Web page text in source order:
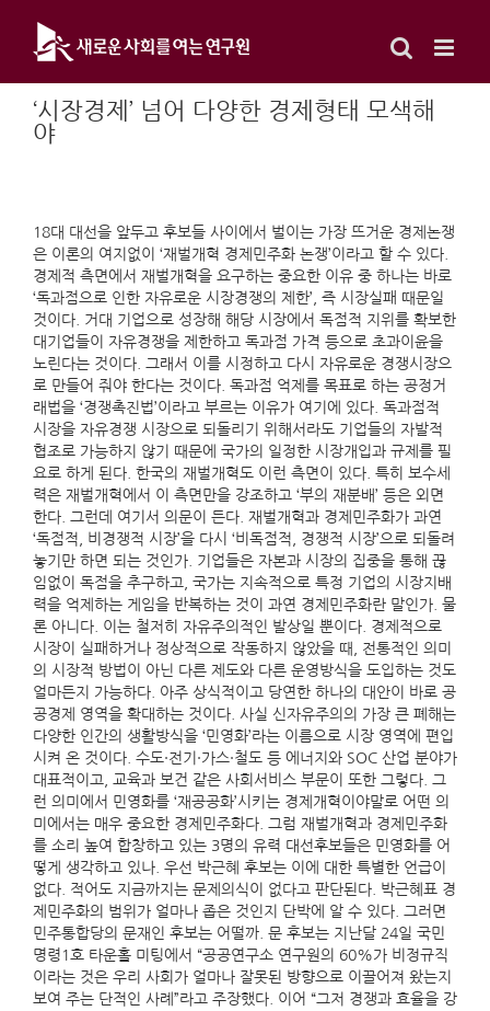
content
‘시장경제’ 넘어 다양한 경제형태 모색해
야
18대 대선을 앞두고 후보들 사이에서 벌이는 가장 뜨거운 경제논쟁
은 이론의 여지없이 ‘재벌개혁 경제민주화 논쟁’이라고 할 수 있다.
경제적 측면에서 재벌개혁을 요구하는 중요한 이유 중 하나는 바로
‘독과점으로 인한 자유로운 시장경쟁의 제한’, 즉 시장실패 때문일
것이다. 거대 기업으로 성장해 해당 시장에서 독점적 지위를 확보한
대기업들이 자유경쟁을 제한하고 독과점 가격 등으로 초과이윤을
노린다는 것이다. 그래서 이를 시정하고 다시 자유로운 경쟁시장으
로 만들어 줘야 한다는 것이다. 독과점 억제를 목표로 하는 공정거
래법을 ‘경쟁촉진법’이라고 부르는 이유가 여기에 있다. 독과점적
시장을 자유경쟁 시장으로 되돌리기 위해서라도 기업들의 자발적
협조로 가능하지 않기 때문에 국가의 일정한 시장개입과 규제를 필
요로 하게 된다. 한국의 재벌개혁도 이런 측면이 있다. 특히 보수세
력은 재벌개혁에서 이 측면만을 강조하고 ‘부의 재분배’ 등은 외면
한다. 그런데 여기서 의문이 든다. 재벌개혁과 경제민주화가 과연
‘독점적, 비경쟁적 시장’을 다시 ‘비독점적, 경쟁적 시장’으로 되돌려
놓기만 하면 되는 것인가. 기업들은 자본과 시장의 집중을 통해 끊
임없이 독점을 추구하고, 국가는 지속적으로 특정 기업의 시장지배
력을 억제하는 게임을 반복하는 것이 과연 경제민주화란 말인가. 물
론 아니다. 이는 철저히 자유주의적인 발상일 뿐이다. 경제적으로
시장이 실패하거나 정상적으로 작동하지 않았을 때, 전통적인 의미
의 시장적 방법이 아닌 다른 제도와 다른 운영방식을 도입하는 것도
얼마든지 가능하다. 아주 상식적이고 당연한 하나의 대안이 바로 공
공경제 영역을 확대하는 것이다. 사실 신자유주의의 가장 큰 폐해는
다양한 인간의 생활방식을 ‘민영화’라는 이름으로 시장 영역에 편입
시켜 온 것이다. 수도·전기·가스·철도 등 에너지와 SOC 산업 분야가
대표적이고, 교육과 보건 같은 사회서비스 부문이 또한 그렇다. 그
런 의미에서 민영화를 ‘재공공화’시키는 경제개혁이야말로 어떤 의
미에서는 매우 중요한 경제민주화다. 그럼 재벌개혁과 경제민주화
를 소리 높여 합창하고 있는 3명의 유력 대선후보들은 민영화를 어
떻게 생각하고 있나. 우선 박근혜 후보는 이에 대한 특별한 언급이
없다. 적어도 지금까지는 문제의식이 없다고 판단된다. 박근혜표 경
제민주화의 범위가 얼마나 좁은 것인지 단박에 알 수 있다. 그러면
민주통합당의 문재인 후보는 어떨까. 문 후보는 지난달 24일 국민
명령1호 타운홀 미팅에서 “공공연구소 연구원의 60%가 비정규직
이라는 것은 우리 사회가 얼마나 잘못된 방향으로 이끌어져 왔는지
보여 주는 단적인 사례”라고 주장했다. 이어 “그저 경쟁과 효율을 강